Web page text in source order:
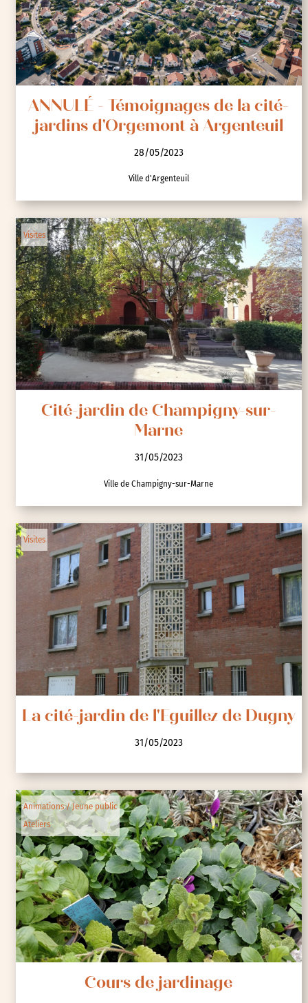
ANNULÉ - Témoignages de la cité-
jardins d'Orgemont à Argenteuil
28/05/2023
Ville d'Argenteuil
Visites
Cité-jardin de Champigny-sur-
Marne
31/05/2023
Ville de Champigny-sur-Marne
Visites
La cité-jardin de l'Eguillez de Dugny
31/05/2023
Animations / Jeune public
Ateliers
Cours de jardinage